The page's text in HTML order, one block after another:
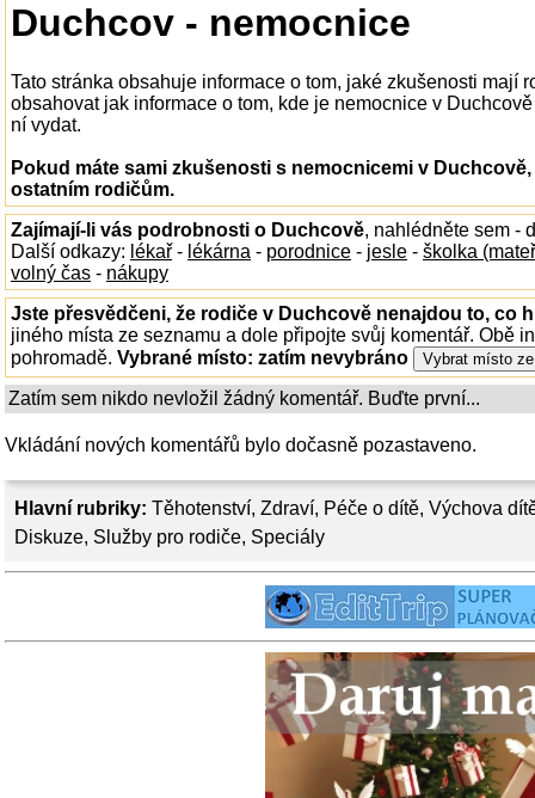
Hlavní rubriky: Těhotenství, Zdraví, Péče o dítě, Výchova
Diskuze, Služby pro rodiče, Speciály
Duchcov - nemocnice
Tato stránka obsahuje informace o tom, jaké zkušenosti mají
obsahovat jak informace o tom, kde je nemocnice v
ní vydat.
Pokud máte sami zkušenosti s nemocnicemi v
ostatním rodičům.
Zajímají-li vás podrobnosti o Duchcově, nahlédněte sem -
Další odkazy: lékař - lékárna - porodnice - jesle - školka
volný čas - nákupy
Jste přesvědčeni, že rodiče v Duchcově nenajdou to, co
jiného místa ze seznamu a dole připojte svůj komentář. Obě
pohromadě. Vybrané místo: zatím nevybráno
Zatím sem nikdo nevložil žádný komentář. Buďte první...
Vkládání nových komentářů bylo dočasně pozastaveno.